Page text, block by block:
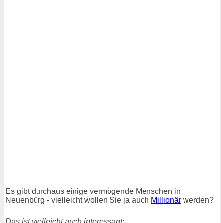
Es gibt durchaus einige vermögende Menschen in
Neuenbürg - vielleicht wollen Sie ja auch Millionär werden?
Das ist vielleicht auch interessant: